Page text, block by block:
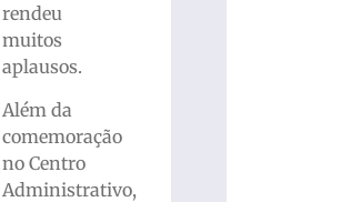
rendeu
muitos
aplausos.
Além da
comemoração
no Centro
Administrativo,